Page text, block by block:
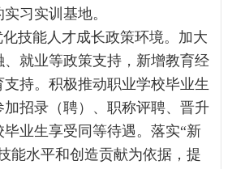
习实训基地。
化技能人才成长政策环境。加大
、就业等政策支持，新增教育经
持。积极推动职业学校毕业生
招录（聘）、职称评聘、晋升
业生享受同等待遇。落实“新
能水平和创造贡献为依据，提